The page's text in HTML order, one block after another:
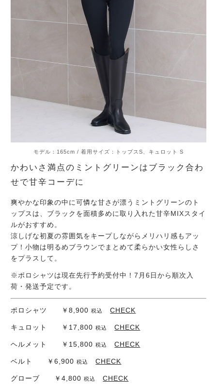
モデル：165cm / 着用サイズ：トップスS、キュロット S
かわいさ満点のミントグリーンはブラック合わ
せで甘辛コーデに
爽やかな印象の中に可憐な甘さが漂うミントグリーンのト
ップスは、ブラックを面積多めに取り入れた甘辛MIXスタイ
ルがおすすめ。
涼しげな初夏の雰囲気をキープしながらメリハリ感もアッ
プ！小物は明るめブラウンでまとめて柔らかい女性らしさ
をプラスして。
※ポロシャツは現在先行予約受付中！7月6日から順次入
荷・発送予定です。
ポロシャツ ￥8,900税込 CHECK
キュロット ￥17,800税込 CHECK
ヘルメット ￥15,800税込 CHECK
ベルト ￥6,900税込 CHECK
グローブ ￥4,800税込 CHECK